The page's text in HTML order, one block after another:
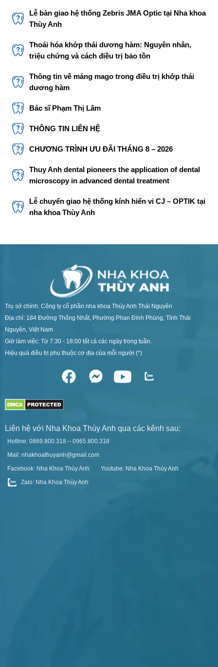
Lễ bàn giao hệ thống Zebris JMA Optic tại Nha khoa
Thùy Anh
Thoái hóa khớp thái dương hàm: Nguyên nhân,
triệu chứng và cách điều trị bảo tồn
Thông tin về máng mago trong điều trị khớp thái
dương hàm
Bác sĩ Phạm Thị Lâm
THÔNG TIN LIÊN HỆ
CHƯƠNG TRÌNH ƯU ĐÃI THÁNG 8 – 2026
Thuy Anh dental pioneers the application of dental
microscopy in advanced dental treatment
Lễ chuyển giao hệ thống kính hiển vi CJ – OPTIK tại
nha khoa Thùy Anh
Trụ sở chính: Công ty cổ phần nha khoa Thùy Anh Thái Nguyên
Địa chỉ: 184 Đường Thống Nhất, Phường Phan Đình Phùng, Tỉnh Thái
Nguyên, Việt Nam
Giờ làm việc: Từ 7:30 - 18:00 tất cả các ngày trong tuần.
Hiệu quả điều trị phụ thuộc cơ địa của mỗi người (*)
Liên hệ với Nha Khoa Thùy Anh qua các kênh sau:
Hotline: 0869.800.318 – 0965.800.318
Mail: nhakhoathuyanh@gmail.com
Facebook: Nha Khoa Thùy Anh
Youtube: Nha Khoa Thùy Anh
Zalo: Nha Khoa Thùy Anh